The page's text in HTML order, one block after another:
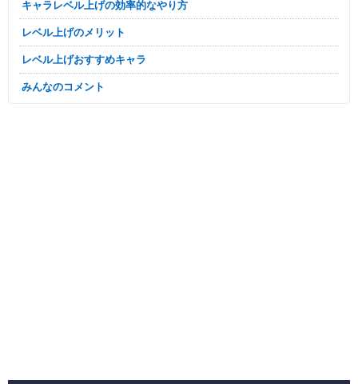
キャラレベル上げの効率的なやり方
レベル上げのメリット
レベル上げおすすめキャラ
みんなのコメント